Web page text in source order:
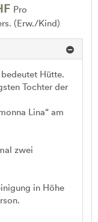
Pro
(Erw./Kind)
Hütte.
Tochter der
Lina“ am
zwei
in Höhe